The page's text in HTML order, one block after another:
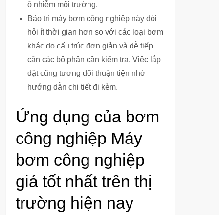
ô nhiễm môi trường.
Bảo trì máy bơm công nghiệp này đòi
hỏi ít thời gian hơn so với các loại bơm
khác do cấu trúc đơn giản và dễ tiếp
cận các bộ phận cần kiểm tra. Việc lắp
đặt cũng tương đối thuận tiện nhờ
hướng dẫn chi tiết đi kèm.
Ứng dụng của bơm
công nghiệp Máy
bơm công nghiệp
giá tốt nhất trên thị
trường hiện nay